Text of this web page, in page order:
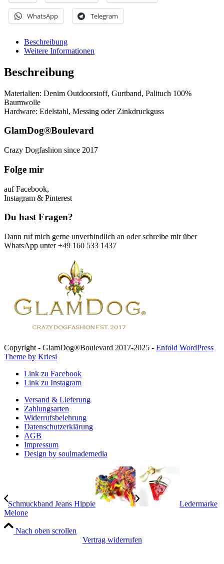
WhatsApp Telegram
Beschreibung
Weitere Informationen
Beschreibung
Materialien: Denim Outdoorstoff, Gurtband, Palituch 100%
Baumwolle
Hardware: Edelstahl, Messing oder Zinkdruckguss
GlamDog®Boulevard
Crazy Dogfashion since 2017
Folge mir
auf Facebook,
Instagram & Pinterest
Du hast Fragen?
Dann ruf mich gerne unverbindlich an oder schreibe mir über
WhatsApp unter +49 160 533 1437
Copyright - GlamDog®Boulevard 2017-2025 - Enfold WordPress
Theme by Kriesi
Link zu Facebook
Link zu Instagram
Versand & Lieferung
Zahlungsarten
Widerrufsbelehrung
Datenschutzerklärung
AGB
Impressum
Design by soulmademedia
Schmuckband Jeans Hippie
Ledermarke
Melone
Nach oben scrollen
Vertrag widerrufen